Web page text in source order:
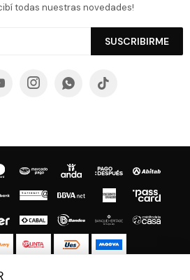
todas nuestras novedades!
SUSCRIBIRME
  